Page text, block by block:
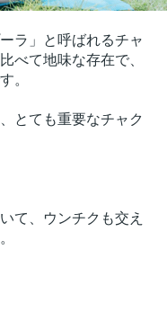
ラ」と呼ばれるチャ
べて地味な存在で、
。
とても重要なチャク
て、ウンチクも交え